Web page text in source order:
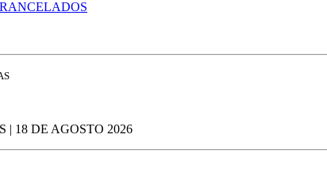
| 18 DE AGOSTO 2026